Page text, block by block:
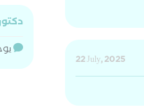
22 July, 2025